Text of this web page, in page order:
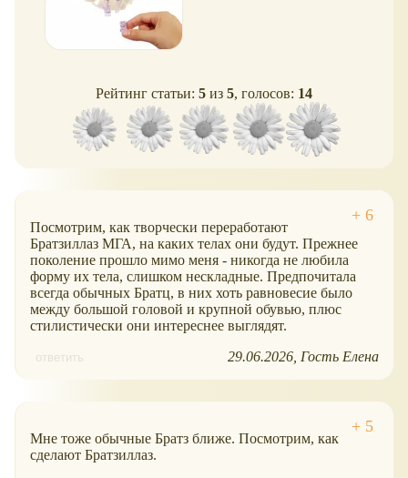
Рейтинг статьи: 5 из 5, голосов: 14
Посмотрим, как творчески переработают
Братзиллаз МГА, на каких телах они будут. Прежнее
поколение прошло мимо меня - никогда не любила
форму их тела, слишком нескладные. Предпочитала
всегда обычных Братц, в них хоть равновесие было
между большой головой и крупной обувью, плюс
стилистически они интереснее выглядят.
ответить 29.06.2026 Гость Елена
Мне тоже обычные Братз ближе. Посмотрим, как
сделают Братзиллаз.